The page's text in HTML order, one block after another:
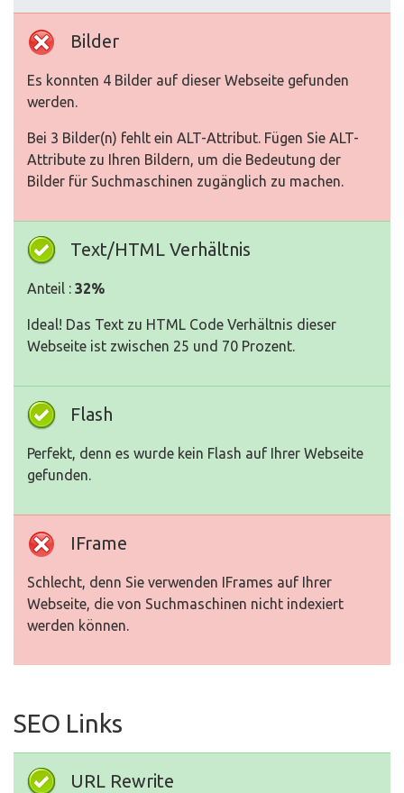
Bilder
Es konnten 4 Bilder auf dieser Webseite gefunden
werden.
Bei 3 Bilder(n) fehlt ein ALT-Attribut. Fügen Sie ALT-
Attribute zu Ihren Bildern, um die Bedeutung der
Bilder für Suchmaschinen zugänglich zu machen.
Text/HTML Verhältnis
Anteil : 32%
Ideal! Das Text zu HTML Code Verhältnis dieser
Webseite ist zwischen 25 und 70 Prozent.
Flash
Perfekt, denn es wurde kein Flash auf Ihrer Webseite
gefunden.
IFrame
Schlecht, denn Sie verwenden IFrames auf Ihrer
Webseite, die von Suchmaschinen nicht indexiert
werden können.
SEO Links
URL Rewrite